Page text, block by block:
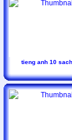
tieng anh 10